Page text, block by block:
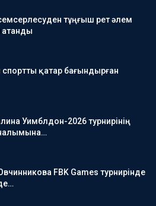
семсерлесуден тұңғыш рет әлем
қатар бағындырған
Уимблдон-2026 турнирінің
FBK Games турнирінде